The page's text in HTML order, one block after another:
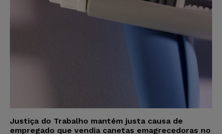
Justiça do Trabalho mantém justa causa de
empregado que vendia canetas emagrecedoras no